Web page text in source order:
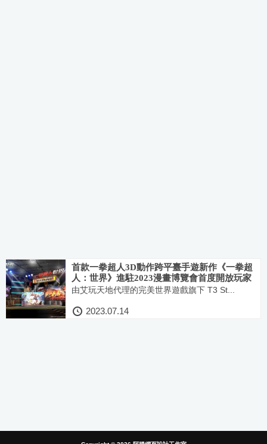
首款一拳超人3D動作跨平臺手遊新作《一拳超
人：世界》進駐2023漫畫博覽會首度開放玩家
試玩！
由艾玩天地代理的完美世界遊戲旗下 T3 St...
2023.07.14